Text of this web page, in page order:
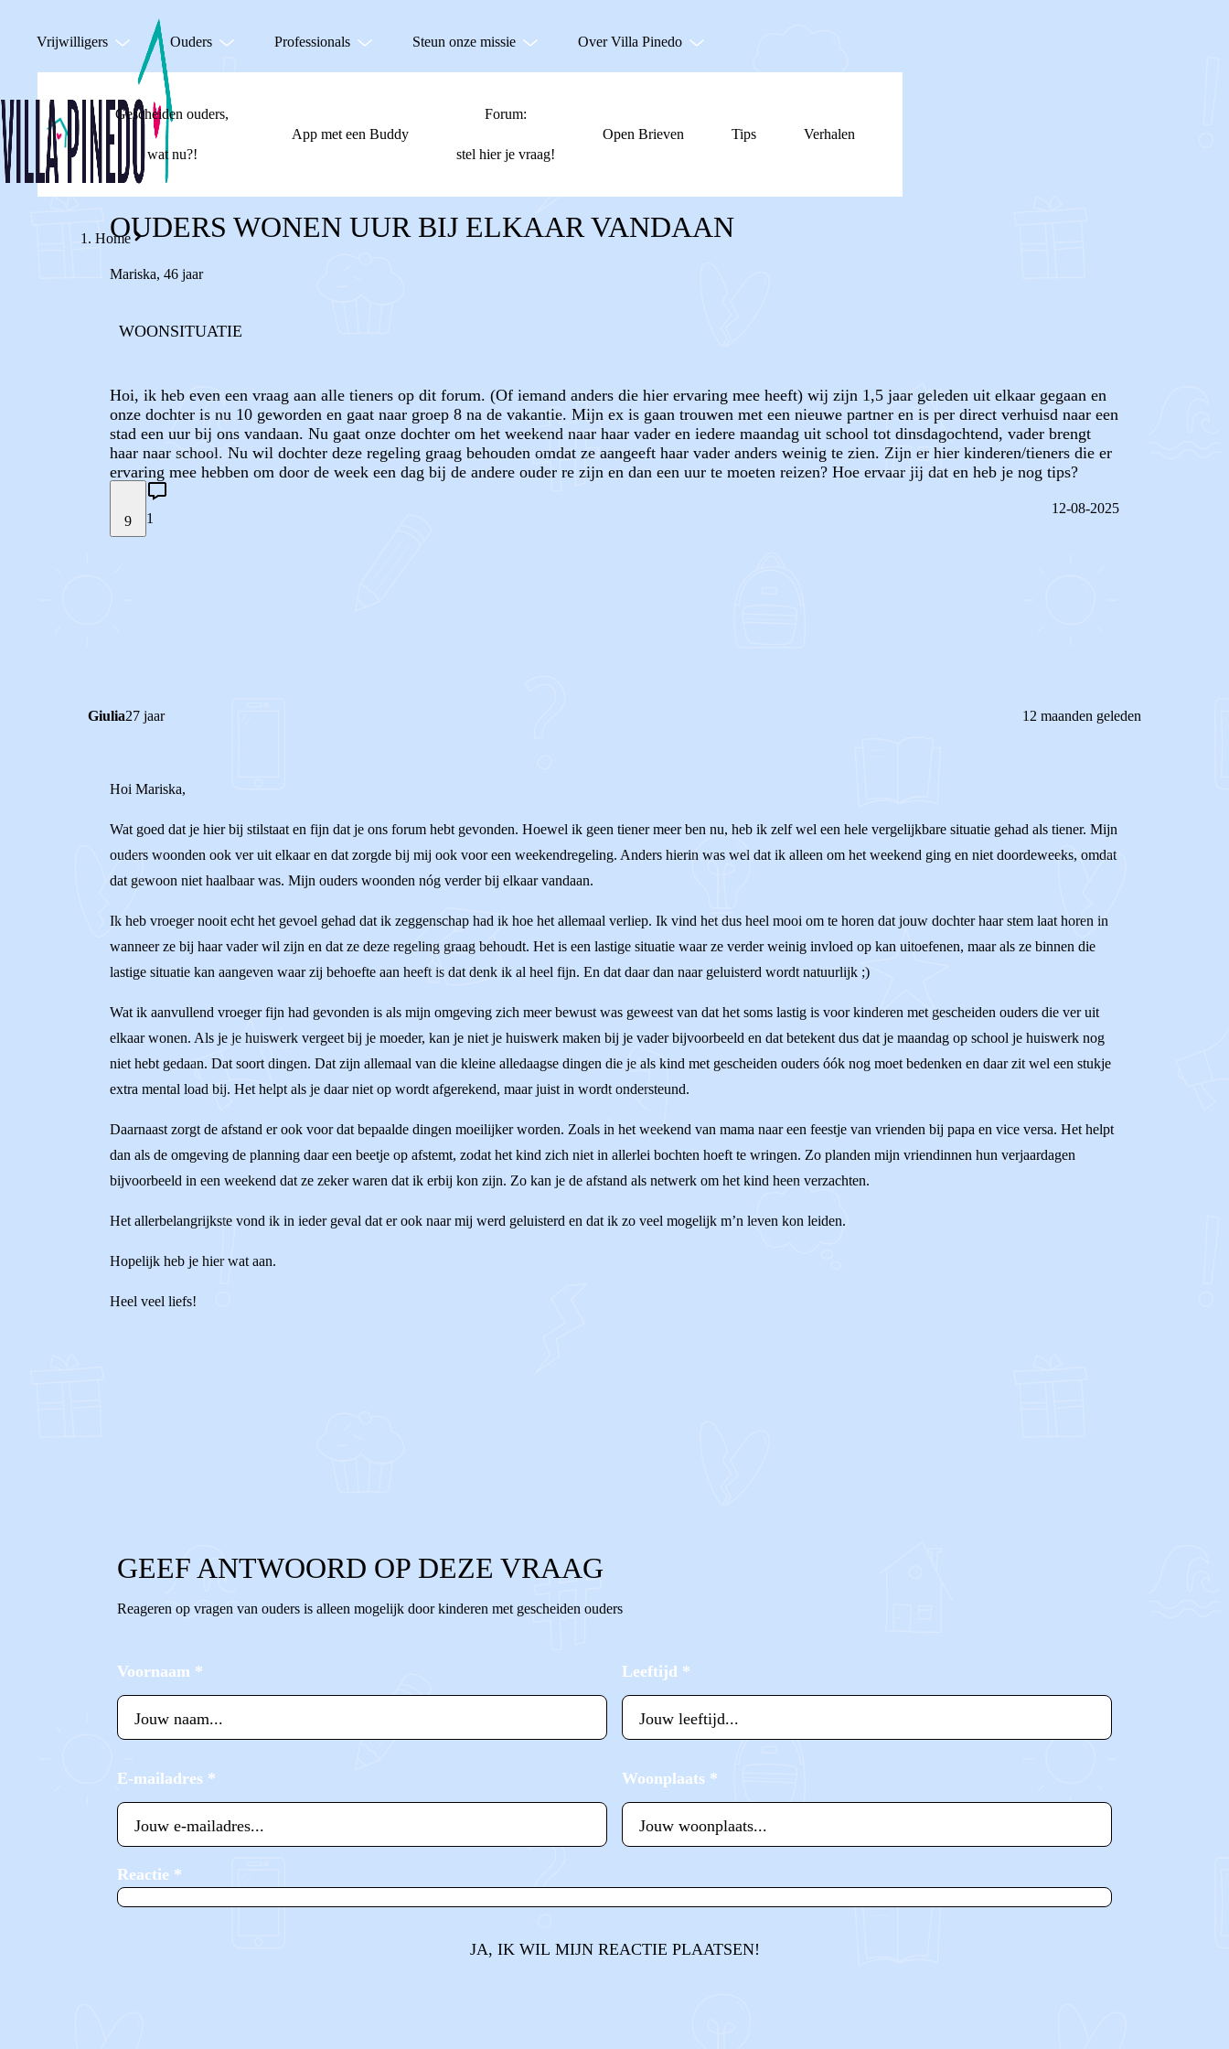
Vrijwilligers Ouders Professionals Steun onze missie Over Villa Pinedo
Gescheiden ouders,
wat nu?!
App met een Buddy
Forum:
stel hier je vraag!
Open Brieven Tips Verhalen
Home
OUDERS WONEN UUR BIJ ELKAAR VANDAAN
Mariska, 46 jaar
WOONSITUATIE
Hoi, ik heb even een vraag aan alle tieners op dit forum. (Of iemand anders die hier ervaring mee heeft) wij zijn 1,5 jaar geleden uit elkaar gegaan en
onze dochter is nu 10 geworden en gaat naar groep 8 na de vakantie. Mijn ex is gaan trouwen met een nieuwe partner en is per direct verhuisd naar een
stad een uur bij ons vandaan. Nu gaat onze dochter om het weekend naar haar vader en iedere maandag uit school tot dinsdagochtend, vader brengt
haar naar school. Nu wil dochter deze regeling graag behouden omdat ze aangeeft haar vader anders weinig te zien. Zijn er hier kinderen/tieners die er
ervaring mee hebben om door de week een dag bij de andere ouder re zijn en dan een uur te moeten reizen? Hoe ervaar jij dat en heb je nog tips?
9 1
12-08-2025
Giulia27 jaar 12 maanden geleden
Hoi Mariska,
Wat goed dat je hier bij stilstaat en fijn dat je ons forum hebt gevonden. Hoewel ik geen tiener meer ben nu, heb ik zelf wel een hele vergelijkbare situatie gehad als tiener. Mijn
ouders woonden ook ver uit elkaar en dat zorgde bij mij ook voor een weekendregeling. Anders hierin was wel dat ik alleen om het weekend ging en niet doordeweeks, omdat
dat gewoon niet haalbaar was. Mijn ouders woonden nóg verder bij elkaar vandaan.
Ik heb vroeger nooit echt het gevoel gehad dat ik zeggenschap had ik hoe het allemaal verliep. Ik vind het dus heel mooi om te horen dat jouw dochter haar stem laat horen in
wanneer ze bij haar vader wil zijn en dat ze deze regeling graag behoudt. Het is een lastige situatie waar ze verder weinig invloed op kan uitoefenen, maar als ze binnen die
lastige situatie kan aangeven waar zij behoefte aan heeft is dat denk ik al heel fijn. En dat daar dan naar geluisterd wordt natuurlijk ;)
Wat ik aanvullend vroeger fijn had gevonden is als mijn omgeving zich meer bewust was geweest van dat het soms lastig is voor kinderen met gescheiden ouders die ver uit
elkaar wonen. Als je je huiswerk vergeet bij je moeder, kan je niet je huiswerk maken bij je vader bijvoorbeeld en dat betekent dus dat je maandag op school je huiswerk nog
niet hebt gedaan. Dat soort dingen. Dat zijn allemaal van die kleine alledaagse dingen die je als kind met gescheiden ouders óók nog moet bedenken en daar zit wel een stukje
extra mental load bij. Het helpt als je daar niet op wordt afgerekend, maar juist in wordt ondersteund.
Daarnaast zorgt de afstand er ook voor dat bepaalde dingen moeilijker worden. Zoals in het weekend van mama naar een feestje van vrienden bij papa en vice versa. Het helpt
dan als de omgeving de planning daar een beetje op afstemt, zodat het kind zich niet in allerlei bochten hoeft te wringen. Zo planden mijn vriendinnen hun verjaardagen
bijvoorbeeld in een weekend dat ze zeker waren dat ik erbij kon zijn. Zo kan je de afstand als netwerk om het kind heen verzachten.
Het allerbelangrijkste vond ik in ieder geval dat er ook naar mij werd geluisterd en dat ik zo veel mogelijk m’n leven kon leiden.
Hopelijk heb je hier wat aan.
Heel veel liefs!
GEEF ANTWOORD OP DEZE VRAAG
Reageren op vragen van ouders is alleen mogelijk door kinderen met gescheiden ouders
Voornaam * Leeftijd *
E-mailadres * Woonplaats *
Reactie *
JA, IK WIL MIJN REACTIE PLAATSEN!